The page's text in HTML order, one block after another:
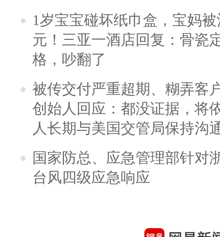
1岁宝宝碰坏纸巾盒，宝妈
元！三亚一酒店回复：骨瓷
格，吵翻了
被传交付严重超期、糊弄客
创始人回应：都没证据，将
人长期与美国交管局保持沟
国家防总、应急管理部针对
台风四级应急响应